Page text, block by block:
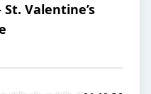
Valentine’s